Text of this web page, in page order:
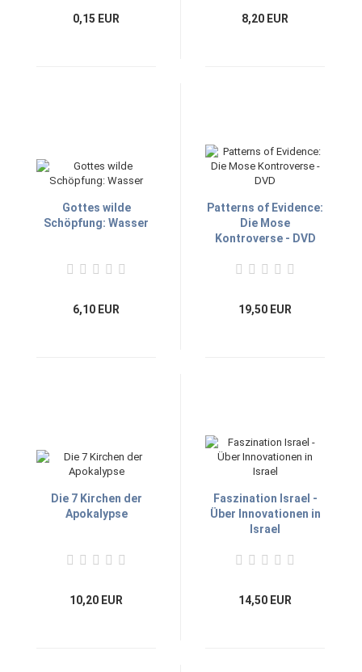
0,15 EUR 8,20 EUR
Gottes wilde
Schöpfung: Wasser
6,10 EUR
Patterns of Evidence:
Die Mose
Kontroverse - DVD
19,50 EUR
Die 7 Kirchen der
Apokalypse
10,20 EUR
Faszination Israel -
Über Innovationen in
Israel
14,50 EUR